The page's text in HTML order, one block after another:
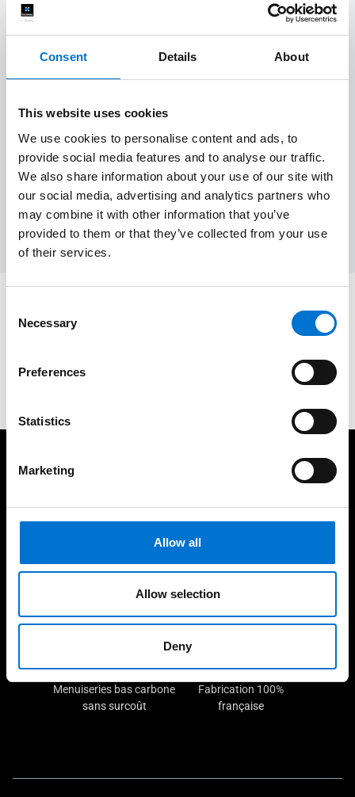
Consent Details About
This website uses cookies
We use cookies to personalise content and ads, to
provide social media features and to analyse our traffic.
We also share information about your use of our site with
our social media, advertising and analytics partners who
may combine it with other information that you’ve
provided to them or that they’ve collected from your use
of their services.
Selection
Necessary
Preferences
Statistics
Marketing
Allow all
Allow selection
Deny
Jardin Maison Minimaliste Modernité
Nature Portails et clôtures Porte Renovation
Rénovation Véranda Villa Volets
A vos côtés pour vos projets
Depuis plus de 65 ans au
200 Aluminiers Agréés
Menuiseries bas carbone
sans surcoût
Fabrication 100%
française